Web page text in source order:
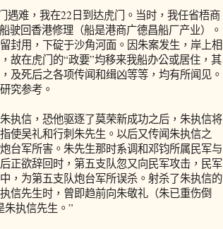
难，我在22日到达虎门。当时，我任省梧商
驶回香港修理（船是港商广德昌船厂产业）。
封用，下碇于沙角河面。因朱案发生，岸上相
故在虎门的“政要”均移来我船办公或居住，其
及死后之各项传闻和缉凶等等，均有所闻见。
究参考。
信，恐他驱逐了莫荣新成功之后，朱执信将
使吴礼和行刺朱先生。以后又传闻朱执信之
台军所害。朱先生那时系调和邓钧所属民军与
正欲辞回时，第五支队忽又向民军攻击，民军
，为第五支队炮台军所误杀。射杀了朱执信的
信先生时，曾即趋前向朱敬礼（朱已重伤倒
朱执信先生。”